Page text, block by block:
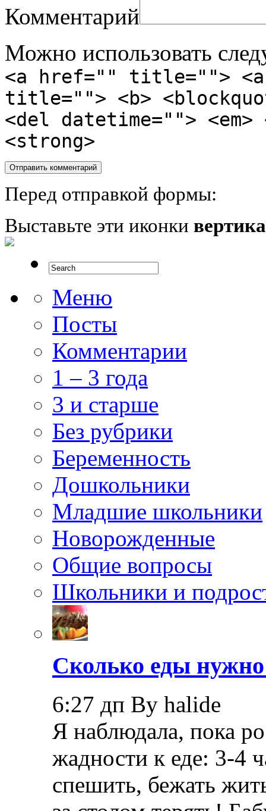
Комментарий
Можно использовать
<a href="" title="">
title=""> <b>
<del datetime="">
<strong>
Перед отправкой формы:
Выставьте эти иконки
Меню
Посты
Комментарии
1 – 3 года
3 и старше
Без рубрики
Беременность
Дошкольники
Младшие школьники
Новорожденные
Общие вопросы
Школьники и
Сколько еды
6:27 дп By halide
Я наблюдала, пока
жадности к еде: 3-4
спешить, бежать